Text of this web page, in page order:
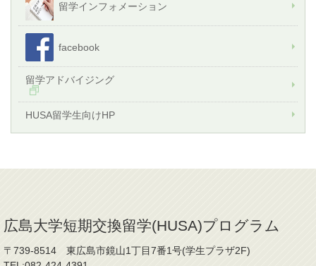
留学インフォメーション
facebook
留学アドバイジング
HUSA留学生向けHP
広島大学短期交換留学(HUSA)プログラム
〒739-8514 東広島市鏡山1丁目7番1号(学生プラザ2F)